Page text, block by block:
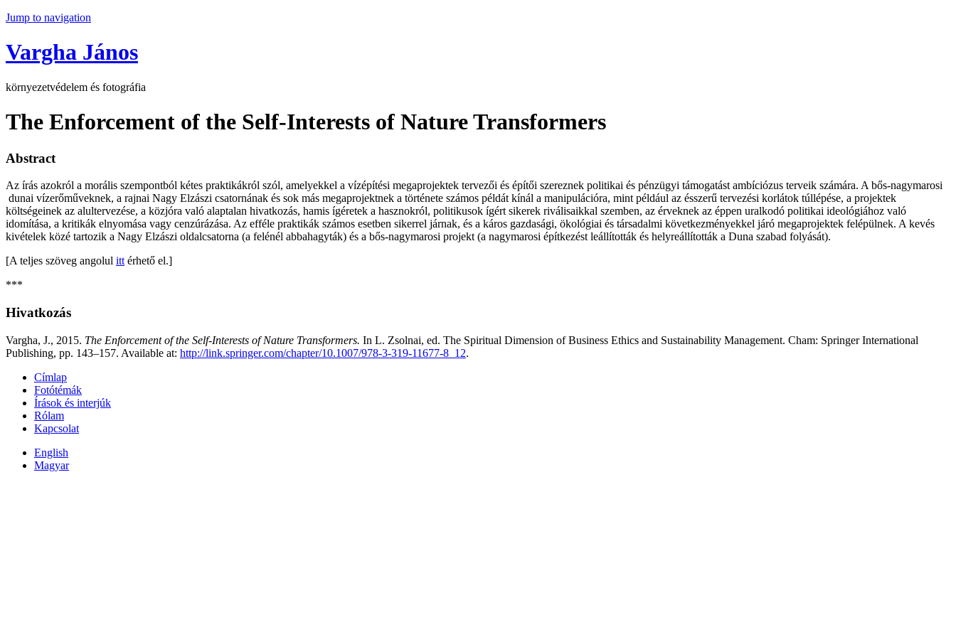
Jump to navigation
Vargha János
környezetvédelem és fotográfia
The Enforcement of the Self-Interests of Nature Transformers
Abstract
Az írás azokról a morális szempontból kétes praktikákról szól, amelyekkel a vízépítési megaprojektek tervezői és építői szereznek politikai és pénzügyi támogatást ambíciózus terveik számára. A bős-nagymarosi
dunai vízerőműveknek, a rajnai Nagy Elzászi csatornának és sok más megaprojektnek a története számos példát kínál a manipulációra, mint például az ésszerű tervezési korlátok túllépése, a projektek
költségeinek az alultervezése, a közjóra való alaptalan hivatkozás, hamis ígéretek a hasznokról, politikusok ígért sikerek riválisaikkal szemben, az érveknek az éppen uralkodó politikai ideológiához való
idomítása, a kritikák elnyomása vagy cenzúrázása. Az efféle praktikák számos esetben sikerrel járnak, és a káros gazdasági, ökológiai és társadalmi következményekkel járó megaprojektek felépülnek. A kevés
kivételek közé tartozik a Nagy Elzászi oldalcsatorna (a felénél abbahagyták) és a bős-nagymarosi projekt (a nagymarosi építkezést leállították és helyreállították a Duna szabad folyását).
[A teljes szöveg angolul ittérhető el.]
***
Hivatkozás
Vargha, J., 2015. The Enforcement of the Self-Interests of Nature Transformers. In L. Zsolnai, ed. The Spiritual Dimension of Business Ethics and Sustainability Management. Cham: Springer International
Publishing, pp. 143–157. Available at: http://link.springer.com/chapter/10.1007/978-3-319-11677-8_12.
Címlap
Fotótémák
Írások és interjúk
Rólam
Kapcsolat
English
Magyar